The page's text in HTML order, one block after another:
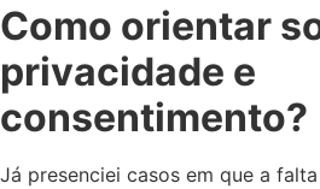
Como orientar
privacidade e
consentimento?
Já presenciei casos em que a